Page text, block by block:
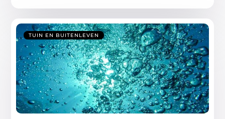
TUIN EN BUITENLEVEN